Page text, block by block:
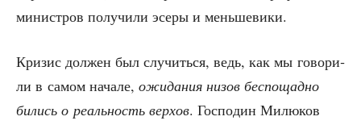
мини­стров полу­чи­ли эсе­ры и меньшевики.
Кри­зис дол­жен был слу­чить­ся, ведь, как мы гово­ри­
ли в самом нача­ле, ожи­да­ния низов бес­по­щад­но
бились о реаль­ность вер­хов. Гос­по­дин Милю­ков